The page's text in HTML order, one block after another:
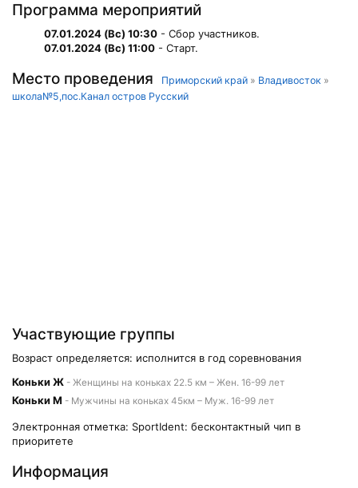
Программа мероприятий
07.01.2024 (Вс) 10:30 - Сбор участников.
07.01.2024 (Вс) 11:00 - Старт.
Место проведения Приморский край » Владивосток »
школа№5,пос.Канал остров Русский
Участвующие группы
Возраст определяется: исполнится в год соревнования
Коньки Ж - Женщины на коньках 22.5 км – Жен. 16-99 лет
Коньки М - Мужчины на коньках 45км – Муж. 16-99 лет
Электронная отметка: SportIdent: бесконтактный чип в
приоритете
Информация